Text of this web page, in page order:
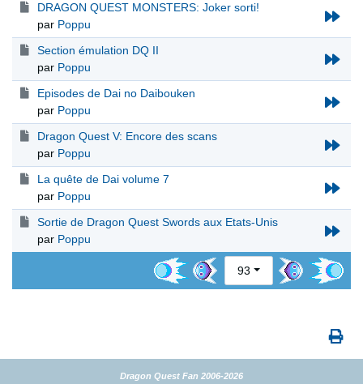
DRAGON QUEST MONSTERS: Joker sorti!
par Poppu
Section émulation DQ II
par Poppu
Episodes de Dai no Daibouken
par Poppu
Dragon Quest V: Encore des scans
par Poppu
La quête de Dai volume 7
par Poppu
Sortie de Dragon Quest Swords aux Etats-Unis
par Poppu
93
Dragon Quest Fan 2006-2026